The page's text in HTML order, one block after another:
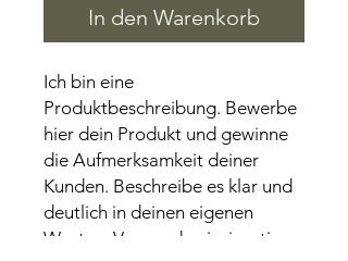
In den Warenkorb
Ich bin eine
Produktbeschreibung. Bewerbe
hier dein Produkt und gewinne
die Aufmerksamkeit deiner
Kunden. Beschreibe es klar und
deutlich in deinen eigenen
Worten. Verwende einzigartige